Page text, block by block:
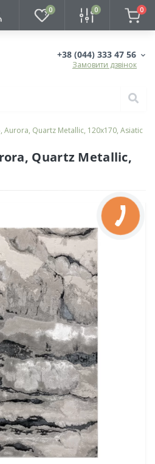
0 0 0
+38 (044) 333 47 56
Замовити дзвінок
Aurora, Quartz Metallic, 120x170, Asiatic
Quartz Metallic,